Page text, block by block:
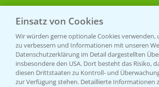
Einsatz von Cookies
Wir würden gerne optionale Cookies
zu verbessern und Informationen mit unseren
Datenschutzerklärung im Detail dargestellten
insbesondere den USA. Dort besteht das
diesen Drittstaaten zu Kontroll- und
zur Verfügung stehen. Detaillierte Informationen